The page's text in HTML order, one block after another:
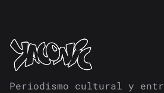
Periodismo cultural y